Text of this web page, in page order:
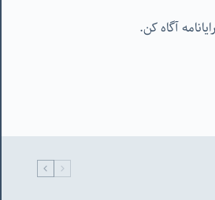
آگاه کن.